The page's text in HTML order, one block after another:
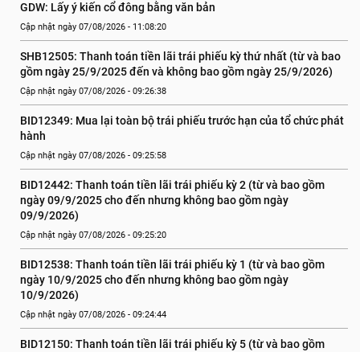
GDW: Lấy ý kiến cổ đông bằng văn bản
Cập nhật ngày 07/08/2026 - 11:08:20
SHB12505: Thanh toán tiền lãi trái phiếu kỳ thứ nhất (từ và bao
gồm ngày 25/9/2025 đến và không bao gồm ngày 25/9/2026)
Cập nhật ngày 07/08/2026 - 09:26:38
BID12349: Mua lại toàn bộ trái phiếu trước hạn của tổ chức phát
hành
Cập nhật ngày 07/08/2026 - 09:25:58
BID12442: Thanh toán tiền lãi trái phiếu kỳ 2 (từ và bao gồm
ngày 09/9/2025 cho đến nhưng không bao gồm ngày
09/9/2026)
Cập nhật ngày 07/08/2026 - 09:25:20
BID12538: Thanh toán tiền lãi trái phiếu kỳ 1 (từ và bao gồm
ngày 10/9/2025 cho đến nhưng không bao gồm ngày
10/9/2026)
Cập nhật ngày 07/08/2026 - 09:24:44
BID12150: Thanh toán tiền lãi trái phiếu kỳ 5 (từ và bao gồm